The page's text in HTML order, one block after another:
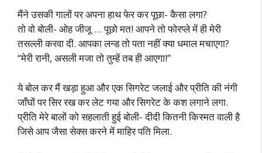
मैंने उसकी गालों पर अपना हाथ फेर कर पूछा- कैसा लगा?
तो वो बोली- ओह जीजू … पूछो मत! आपने तो फोरप्ले में ही मेरी
तसल्ली करवा दी. आपका लन्ड तो पता नहीं क्या धमाल मचाएगा?
“मेरी रानी, असली मजा तो तुम्हें तब ही आएगा!”
ये बोल कर मैं खड़ा हुआ और एक सिगरेट जलाई और प्रीति की नंगी
जाँघों पर सिर रख कर लेट गया और सिगरेट के कश लगाने लगा.
प्रीति मेरे बालों को सहलाती हुई बोली- दीदी कितनी किस्मत वाली है
जिसे आप जैसा सेक्स करने में माहिर पति मिला.